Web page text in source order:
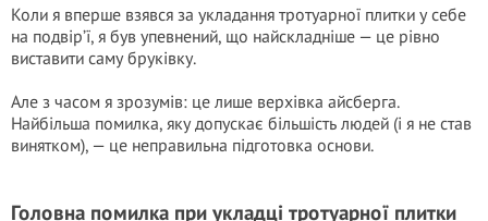
Коли я вперше взявся за укладання тротуарної плитки у себе
на подвір’ї, я був упевнений, що найскладніше — це рівно
виставити саму бруківку.
Але з часом я зрозумів: це лише верхівка айсберга.
Найбільша помилка, яку допускає більшість людей (і я не став
винятком), — це неправильна підготовка основи.
Головна помилка при укладці тротуарної плитки